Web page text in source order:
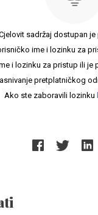
sadržaj dostupan
ime i lozinku za
i lozinku za pristup ili
pretplatničkog
Ako ste zaboravili lozinku